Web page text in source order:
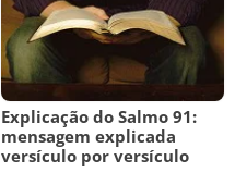
Explicação do Salmo 91:
mensagem explicada
versículo por versículo